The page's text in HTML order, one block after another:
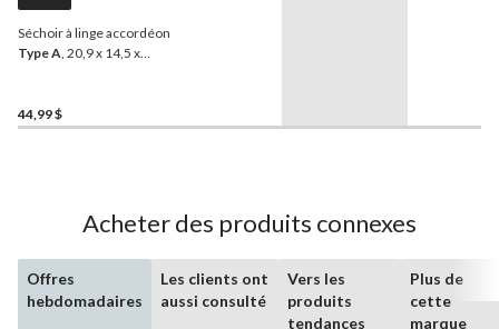
Séchoir à linge accordéon
Type A , 20,9 x 14,5 x
44,99 $
Acheter des produits connexes
Offres
hebdomadaires
Les clients ont
aussi consulté
Vers les
produits
tendances
Plus de
cette
marque